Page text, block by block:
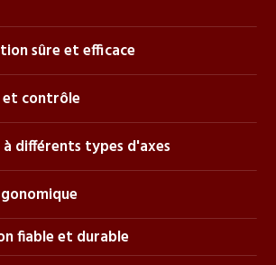
sûre et efficace
et contrôle
différents types d'axes
fiable et durable